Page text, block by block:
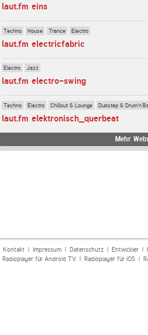
laut.fm eins
Techno House Trance Electro
laut.fm electricfabric
Electro Jazz
laut.fm electro-swing
Techno Electro Chillout & Lounge Dubstep &
laut.fm elektronisch_querbeat
Mehr
Kontakt| Impressum| Datenschutz| Entwickler|
Radioplayer für Android TV| Radioplayer für iOS|